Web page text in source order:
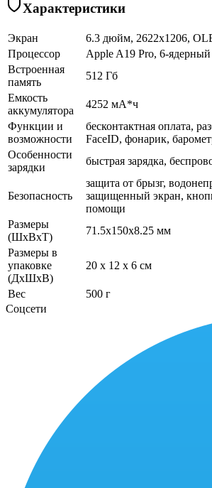
Характеристики
Экран
6.3 дюйм, 2622x1206,
Процессор
Apple A19 Pro, 6-ядерный
Встроенная
память
512 Гб
Емкость
аккумулятора
4252 мА*ч
Функции и
возможности
бесконтактная оплата,
FaceID, фонарик,
Особенности
зарядки
быстрая зарядка,
Безопасность
защита от брызг,
защищенный экран,
помощи
Размеры
(ШхВхТ)
71.5x150x8.25 мм
Размеры в
упаковке
(ДхШхВ)
20 x 12 x 6 см
Вес
500 г
Соцсети